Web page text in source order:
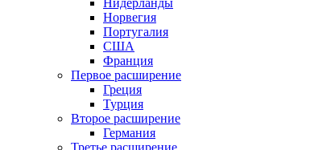
Нидерланды
Норвегия
Португалия
США
Франция
Первое расширение
Греция
Турция
Второе расширение
Германия
Третье расширение